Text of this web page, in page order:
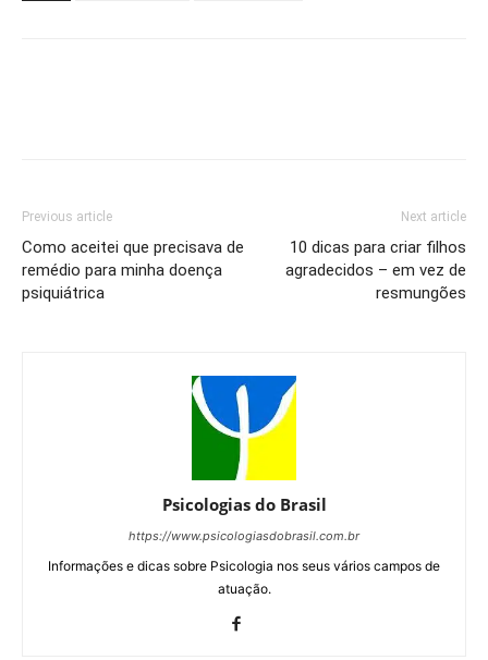
Previous article
Como aceitei que precisava de
remédio para minha doença
psiquiátrica
Next article
10 dicas para criar filhos
agradecidos – em vez de
resmungões
Psicologias do Brasil
https://www.psicologiasdobrasil.com.br
Informações e dicas sobre Psicologia nos seus vários campos de
atuação.